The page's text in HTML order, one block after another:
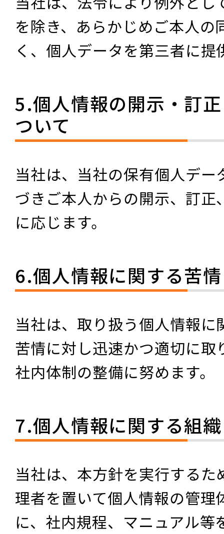
を除き、あらかじめご本人の
く、個人データを第三者に提
5.個人情報の開示・訂
ついて
当社は、当社の保有個人デー
づきご本人からの開示、訂正
に応じます。
6.個人情報に関する苦
当社は、取り扱う個人情報
苦情に対し迅速かつ適切に取
社内体制の整備に努めます。
7.個人情報に関する組
当社は、本方針を実行する
理者を置いて個人情報の管理
に、社内規程、マニュアル等